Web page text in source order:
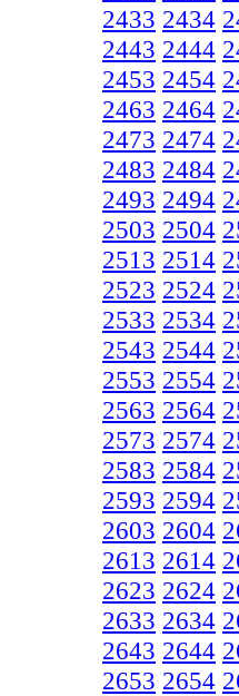
2433 2434
2443 2444
2453 2454
2463 2464
2473 2474
2483 2484
2493 2494
2503 2504
2513 2514
2523 2524
2533 2534
2543 2544
2553 2554
2563 2564
2573 2574
2583 2584
2593 2594
2603 2604
2613 2614
2623 2624
2633 2634
2643 2644
2653 2654